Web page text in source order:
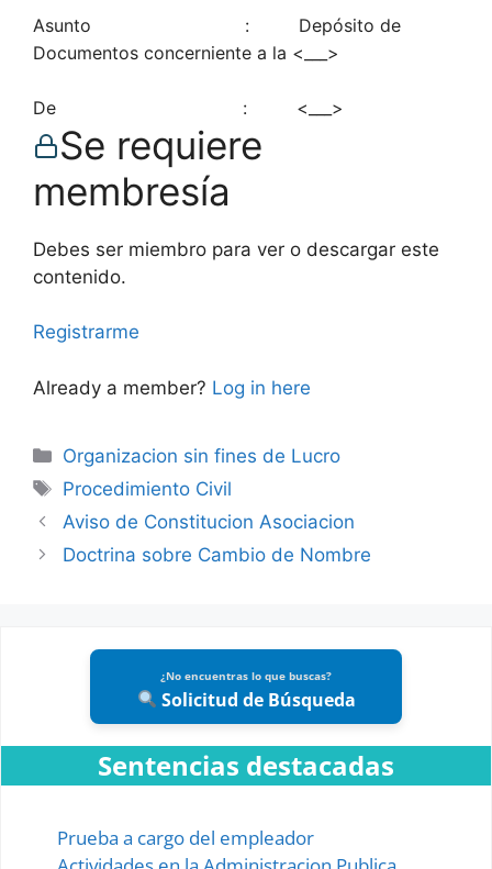
Asunto : Depósito de
Documentos concerniente a la <___>
De : <___>
Se requiere
membresía
Debes ser miembro para ver o descargar este
contenido.
Registrarme
Already a member? Log in here
Categories
Organizacion sin fines de Lucro
Tags
Procedimiento Civil
Aviso de Constitucion Asociacion
Doctrina sobre Cambio de Nombre
¿No encuentras lo que buscas?
Solicitud de Búsqueda
Sentencias destacadas
Prueba a cargo del empleador